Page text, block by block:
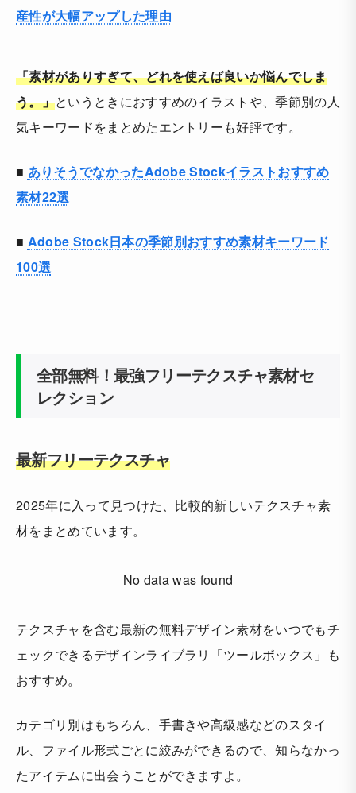
産性が大幅アップした理由
「素材がありすぎて、どれを使えば良いか悩んでしま
う。」というときにおすすめのイラストや、季節別の人
気キーワードをまとめたエントリーも好評です。
■ ありそうでなかったAdobe Stockイラストおすすめ
素材22選
■ Adobe Stock日本の季節別おすすめ素材キーワード
100選
全部無料！最強フリーテクスチャ素材セ
レクション
最新フリーテクスチャ
2025年に入って見つけた、比較的新しいテクスチャ素
材をまとめています。
No data was found
テクスチャを含む最新の無料デザイン素材をいつでもチ
ェックできるデザインライブラリ「ツールボックス」も
おすすめ。
カテゴリ別はもちろん、手書きや高級感などのスタイ
ル、ファイル形式ごとに絞みができるので、知らなかっ
たアイテムに出会うことができますよ。